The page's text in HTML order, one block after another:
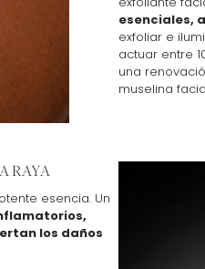
esenciales,
exfoliar e
actuar entre
una
muselina
RAYA
esencia. Un
los daños